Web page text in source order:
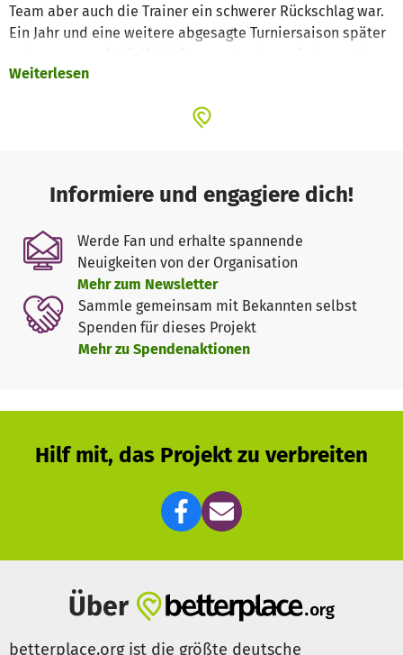
Team aber auch die Trainer ein schwerer Rückschlag war.
Ein Jahr und eine weitere abgesagte Turniersaison später
alles auf Neuanfang setzen. Da sich das Team so leicht
fest - 2022 möchten sie mit neuer Musik und neuer
zugesetzt. Die Einnahmen durch Veranstaltungen und
Mitgliedsbeiträge blieben aus, dafür standen
unvorhergesehene Ausgaben an, um die schwierige
Situation zu überstehen und die Mitglieder im Verein
halten zu können. Um dem Team ein professionelles
Auftreten zu ermöglichen und sie nach all den
Rückschlägen mit schönen Kleidern auszustatten, sind wir
auf die Unterstützung von außen angewiesen.
Weiterlesen
Informiere und engagiere dich!
Werde Fan und erhalte spannende
Neuigkeiten von der Organisation
Mehr zum Newsletter
Sammle gemeinsam mit Bekannten selbst
Spenden für dieses Projekt
Mehr zu Spendenaktionen
Hilf mit, das Projekt zu verbreiten
Über
betterplace.org ist die größte deutsche